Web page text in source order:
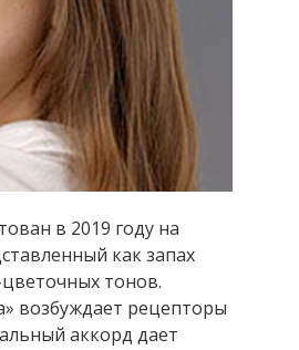
в 2019 году на
как запах
тонов.
возбуждает рецепторы
аккорд дает